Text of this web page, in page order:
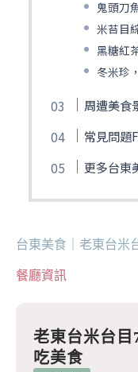
鬼頭刀
米苔目
黑糖紅
冬米珍
周遭美食
常見問題
更多台東
台東美食｜老東台米
餐廳資訊
老東台米台
吃美食